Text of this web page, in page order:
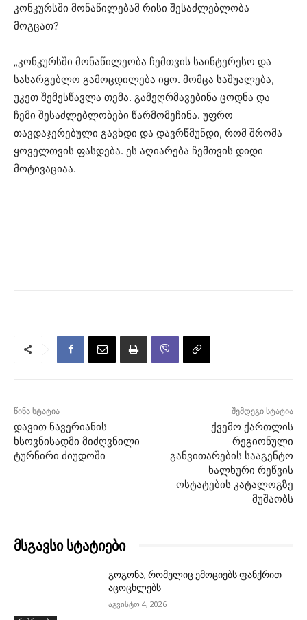
კონკურსში მონაწილებამ რისი შესაძლებლობა
მოგცათ?
„კონკურსში მონაწილეობა ჩემთვის საინტერესო და
სასარგებლო გამოცდილება იყო. მომცა საშუალება,
უკეთ შემესწავლა თემა. გამეღრმავებინა ცოდნა და
ჩემი შესაძლებლობები წარმომეჩინა. უფრო
თავდაჯერებული გავხდი და დავრწმუნდი, რომ შრომა
ყოველთვის ფასდება. ეს აღიარება ჩემთვის დიდი
მოტივაციაა.
წინა სტატია
დავით ნავერიანის
ხსოვნისადმი მიძღვნილი
ტურნირი ძიუდოში
შემდეგი სტატია
ქვემო ქართლის
რეგიონული
განვითარების სააგენტო
ხალხური რეწვის
ოსტატების კატალოგზე
მუშაობს
მსგავსი სტატიები
გოგონა, რომელიც ემოციებს ფანქრით
აცოცხლებს
აგვისტო 4, 2026